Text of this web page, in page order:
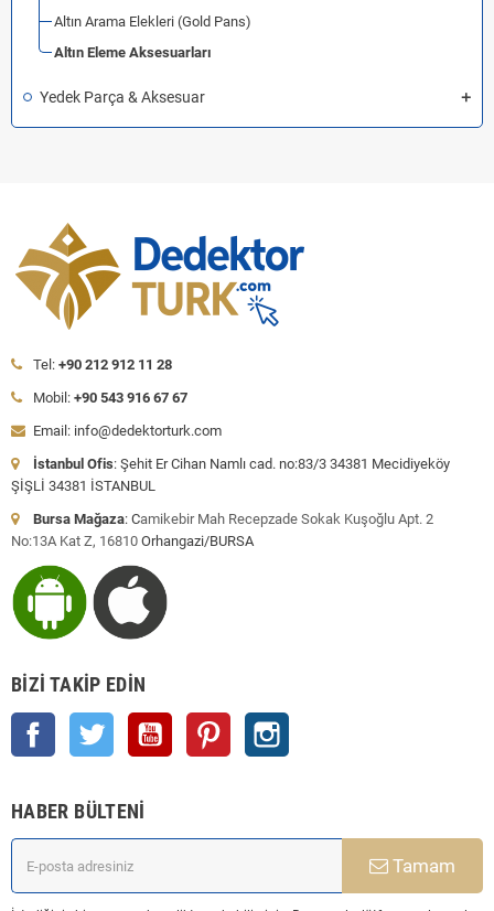
Altın Arama Elekleri (Gold Pans)
Altın Eleme Aksesuarları
Yedek Parça & Aksesuar
Tel: +90 212 912 11 28
Mobil: +90 543 916 67 67
Email: info@dedektorturk.com
İstanbul Ofis: Şehit Er Cihan Namlı cad. no:83/3 34381 Mecidiyeköy
ŞİŞLİ 34381 İSTANBUL
Bursa Mağaza: Camikebir Mah Recepzade Sokak Kuşoğlu Apt. 2
No:13A Kat Z, 16810 Orhangazi/BURSA
BIZI TAKIP EDIN
Facebook Twitter YouTube Pinterest
HABER BÜLTENI
Tamam